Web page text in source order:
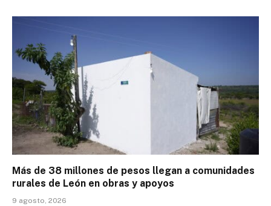
Más de 38 millones de pesos llegan a comunidades
rurales de León en obras y apoyos
9 agosto, 2026